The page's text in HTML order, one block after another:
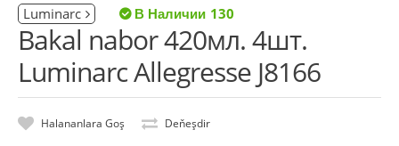
Luminarc 130
Bakal nabor 420мл. 4шт.
Luminarc Allegresse J8166
Halananlara Goş Deňeşdir